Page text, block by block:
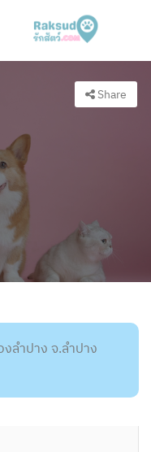
Share
ลำปาง จ.ลำปาง